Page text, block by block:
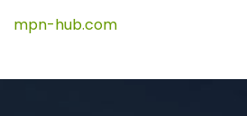
mpn-hub.com